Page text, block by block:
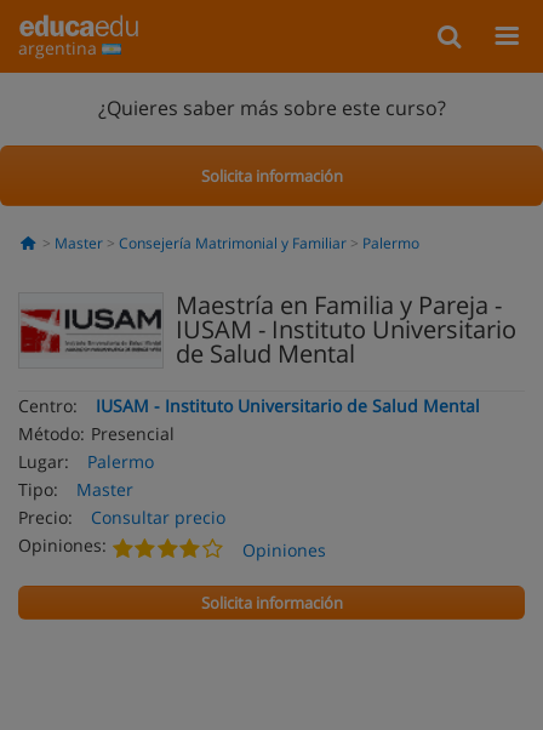
argentina
¿Quieres saber más sobre este curso?
Solicita información
Master Consejería Matrimonial y Familiar Palermo
Maestría en Familia y Pareja -
IUSAM - Instituto Universitario
de Salud Mental
Centro:
IUSAM - Instituto Universitario de Salud Mental
Método: Presencial
Lugar:
Palermo
Tipo:
Master
Precio:
Consultar precio
Opiniones:
Opiniones
Solicita información